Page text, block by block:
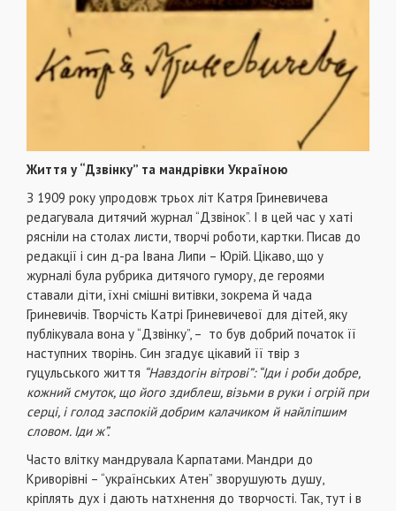
Життя у “Дзвінку” та мандрівки Україною
З 1909 року упродовж трьох літ Катря Гриневичева
редагувала дитячий журнал “Дзвінок”. І в цей час у хаті
рясніли на столах листи, творчі роботи, картки. Писав до
редакції і син д-ра Івана Липи – Юрій. Цікаво, що у
журналі була рубрика дитячого гумору, де героями
ставали діти, їхні смішні витівки, зокрема й чада
Гриневичів. Творчість Катрі Гриневичевої для дітей, яку
публікувала вона у “Дзвінку”, – то був добрий початок її
наступних творінь. Син згадує цікавий її твір з
гуцульського життя “Навздогін вітрові”: “Іди і роби добре,
кожний смуток, що його здиблеш, візьми в руки і огрій при
серці, і голод заспокій добрим калачиком й найліпшим
словом. Іди ж”.
Часто влітку мандрувала Карпатами. Мандри до
Криворівні – “українських Атен” зворушують душу,
кріплять дух і дають натхнення до творчості. Так, тут і в